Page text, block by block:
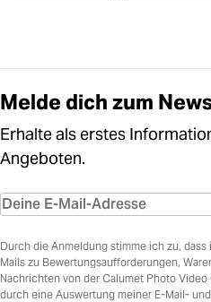
Melde dich zum
Erhalte als erstes
Angeboten.
Durch die Anmeldung stimme ich zu,
Mails zu Bewertungsaufforderungen,
Nachrichten von der Calumet Photo
durch eine Auswertung meiner E-Mail-